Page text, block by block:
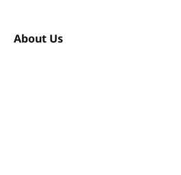
About Us